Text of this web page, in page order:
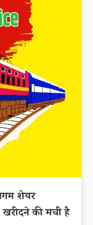
शेयर
खरीदने की मची है